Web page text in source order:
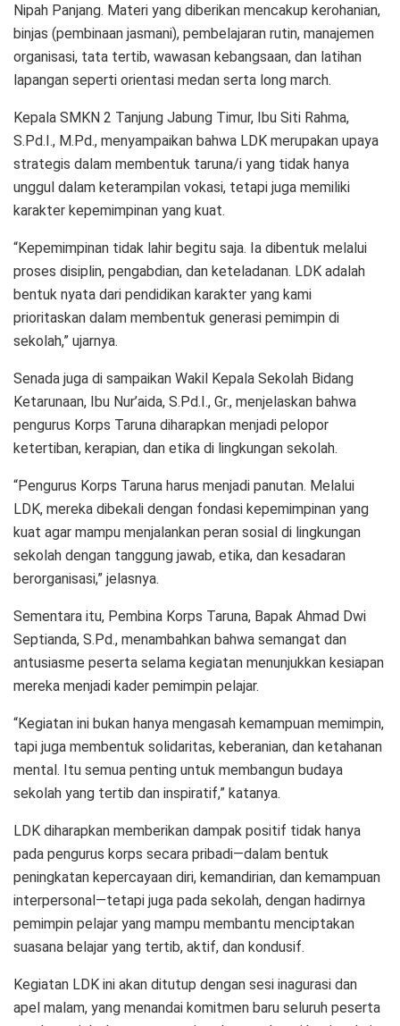
Nipah Panjang. Materi yang diberikan mencakup kerohanian,
binjas (pembinaan jasmani), pembelajaran rutin, manajemen
organisasi, tata tertib, wawasan kebangsaan, dan latihan
lapangan seperti orientasi medan serta long march.
Kepala SMKN 2 Tanjung Jabung Timur, Ibu Siti Rahma,
S.Pd.I., M.Pd., menyampaikan bahwa LDK merupakan upaya
strategis dalam membentuk taruna/i yang tidak hanya
unggul dalam keterampilan vokasi, tetapi juga memiliki
karakter kepemimpinan yang kuat.
“Kepemimpinan tidak lahir begitu saja. Ia dibentuk melalui
proses disiplin, pengabdian, dan keteladanan. LDK adalah
bentuk nyata dari pendidikan karakter yang kami
prioritaskan dalam membentuk generasi pemimpin di
sekolah,” ujarnya.
Senada juga di sampaikan Wakil Kepala Sekolah Bidang
Ketarunaan, Ibu Nur’aida, S.Pd.I., Gr., menjelaskan bahwa
pengurus Korps Taruna diharapkan menjadi pelopor
ketertiban, kerapian, dan etika di lingkungan sekolah.
“Pengurus Korps Taruna harus menjadi panutan. Melalui
LDK, mereka dibekali dengan fondasi kepemimpinan yang
kuat agar mampu menjalankan peran sosial di lingkungan
sekolah dengan tanggung jawab, etika, dan kesadaran
berorganisasi,” jelasnya.
Sementara itu, Pembina Korps Taruna, Bapak Ahmad Dwi
Septianda, S.Pd., menambahkan bahwa semangat dan
antusiasme peserta selama kegiatan menunjukkan kesiapan
mereka menjadi kader pemimpin pelajar.
“Kegiatan ini bukan hanya mengasah kemampuan memimpin,
tapi juga membentuk solidaritas, keberanian, dan ketahanan
mental. Itu semua penting untuk membangun budaya
sekolah yang tertib dan inspiratif,” katanya.
LDK diharapkan memberikan dampak positif tidak hanya
pada pengurus korps secara pribadi—dalam bentuk
peningkatan kepercayaan diri, kemandirian, dan kemampuan
interpersonal—tetapi juga pada sekolah, dengan hadirnya
pemimpin pelajar yang mampu membantu menciptakan
suasana belajar yang tertib, aktif, dan kondusif.
Kegiatan LDK ini akan ditutup dengan sesi inagurasi dan
apel malam, yang menandai komitmen baru seluruh peserta